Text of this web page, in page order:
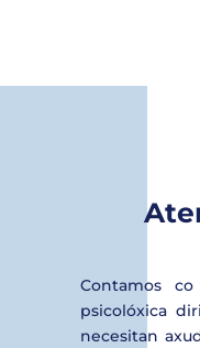
Contamos
psicolóxica
necesitan